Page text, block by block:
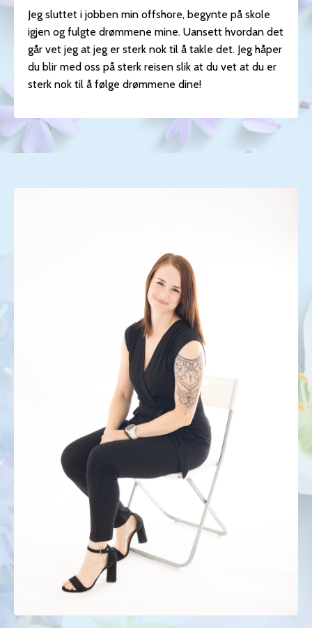
Jeg sluttet i jobben min offshore, begynte på skole
igjen og fulgte drømmene mine. Uansett hvordan det
går vet jeg at jeg er sterk nok til å takle det. Jeg håper
du blir med oss på sterk reisen slik at du vet at du er
sterk nok til å følge drømmene dine!